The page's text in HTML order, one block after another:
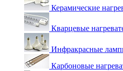
Керамические
Кварцевые
Инфракрасные
Карбоновые